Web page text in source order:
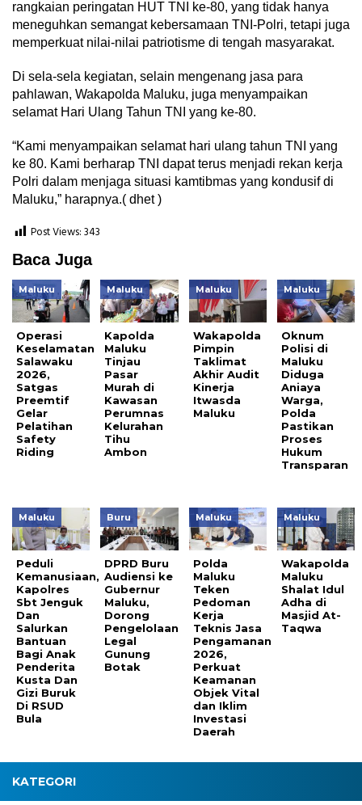
rangkaian peringatan HUT TNI ke-80, yang tidak hanya
meneguhkan semangat kebersamaan TNI-Polri, tetapi juga
memperkuat nilai-nilai patriotisme di tengah masyarakat.
Di sela-sela kegiatan, selain mengenang jasa para
pahlawan, Wakapolda Maluku, juga menyampaikan
selamat Hari Ulang Tahun TNI yang ke-80.
“Kami menyampaikan selamat hari ulang tahun TNI yang
ke 80. Kami berharap TNI dapat terus menjadi rekan kerja
Polri dalam menjaga situasi kamtibmas yang kondusif di
Maluku,” harapnya.( dhet )
Post Views:343
Baca Juga
Maluku
Operasi
Keselamatan
Salawaku
2026,
Satgas
Preemtif
Gelar
Pelatihan
Safety
Riding
Maluku
Kapolda
Maluku
Tinjau
Pasar
Murah di
Kawasan
Perumnas
Kelurahan
Tihu
Ambon
Maluku
Wakapolda
Pimpin
Taklimat
Akhir Audit
Kinerja
Itwasda
Maluku
Maluku
Oknum
Polisi di
Maluku
Diduga
Aniaya
Warga,
Polda
Pastikan
Proses
Hukum
Transparan
Maluku
Peduli
Kemanusiaan,
Kapolres
Sbt Jenguk
Dan
Salurkan
Bantuan
Bagi Anak
Penderita
Kusta Dan
Gizi Buruk
Di RSUD
Bula
Buru
DPRD Buru
Audiensi ke
Gubernur
Maluku,
Dorong
Pengelolaan
Legal
Gunung
Botak
Maluku
Polda
Maluku
Teken
Pedoman
Kerja
Teknis Jasa
Pengamanan
2026,
Perkuat
Keamanan
Objek Vital
dan Iklim
Investasi
Daerah
Maluku
Wakapolda
Maluku
Shalat Idul
Adha di
Masjid At-
Taqwa
KATEGORI